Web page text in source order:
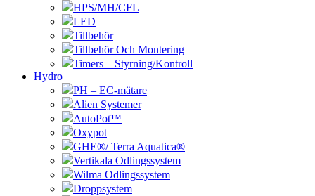
HPS/MH/CFL
LED
Tillbehör
Tillbehör Och Montering
Timers – Styrning/Kontroll
Hydro
PH – EC-mätare
Alien Systemer
AutoPot™
Oxypot
GHE®/ Terra Aquatica®
Vertikala Odlingssystem
Wilma Odlingssystem
Droppsystem